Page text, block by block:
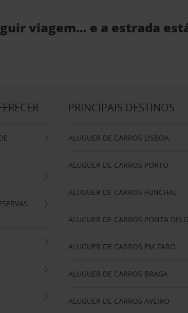
viagem… e a estrada
PRINCIPAIS DESTINOS
ALUGUER DE CARROS LISBOA
ALUGUER DE CARROS PORTO
ALUGUER DE CARROS FUNCHAL
ALUGUER DE CARROS PONTA
ALUGUER DE CARROS EM FARO
ALUGUER DE CARROS BRAGA
ALUGUER DE CARROS AVEIRO